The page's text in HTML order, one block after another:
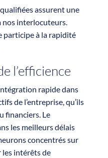
assurent une
nos interlocuteurs.
participe à la rapidité
l’efficience
rapide dans
de l’entreprise, qu’ils
financiers. Le
les meilleurs délais
concentrés sur
les intérêts de